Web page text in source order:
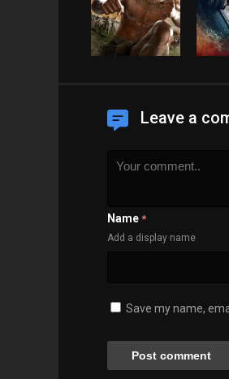
Leave a
Name *
Add a display name
Save my name,